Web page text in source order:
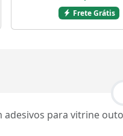
Frete Grátis
adesivos para vitrine